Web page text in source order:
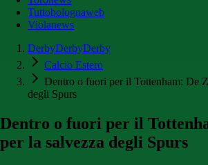
Tuttobolognaweb
Violanews
DerbyDerbyDerby
Calcio Estero
Dentro o fuori per il Tottenham: De
degli Spurs
Dentro o fuori per il
per la salvezza degli Spurs